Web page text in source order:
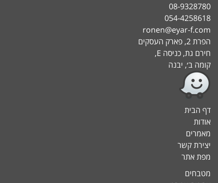
08-9328780
054-4258618
ronen@eyar-f.com
הפרת 2, פארק העסקים
חירם גת, כניסה E,
קומה ב׳, יבנה
דף הבית
אודות
מאמרים
יצירת קשר
מפת אתר
מטבחים